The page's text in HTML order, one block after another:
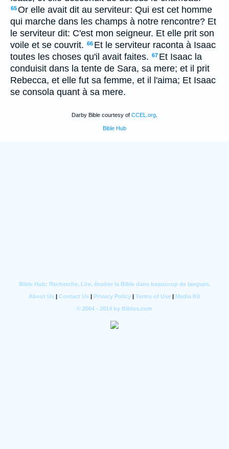
65Or elle avait dit au serviteur: Qui est cet homme
qui marche dans les champs à notre rencontre? Et
le serviteur dit: C'est mon seigneur. Et elle prit son
voile et se couvrit. 66 Et le serviteur raconta à Isaac
toutes les choses qu'il avait faites. 67 Et Isaac la
conduisit dans la tente de Sara, sa mere; et il prit
Rebecca, et elle fut sa femme, et il l'aima; Et Isaac
se consola quant à sa mere.
Darby Bible courtesy of CCEL.org
Bible Hub